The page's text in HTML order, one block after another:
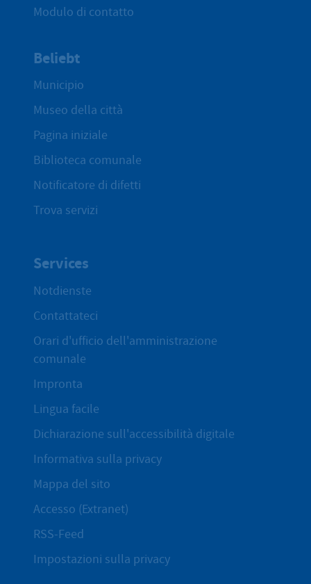
Modulo di contatto
Beliebt
Municipio
Museo della città
Pagina iniziale
Biblioteca comunale
Notificatore di difetti
Trova servizi
Services
Notdienste
Contattateci
Orari d'ufficio dell'amministrazione
comunale
Impronta
Lingua facile
Dichiarazione sull'accessibilità digitale
Informativa sulla privacy
Mappa del sito
Accesso (Extranet)
RSS-Feed
Impostazioni sulla privacy